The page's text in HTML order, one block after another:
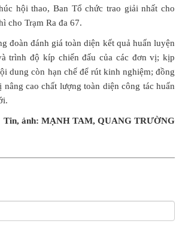
hội thao, Ban Tổ chức trao giải nhất cho
cho Trạm Ra đa 67.
đoàn đánh giá toàn diện kết quả huấn luyện
trình độ kíp chiến đấu của các đơn vị; kịp
dung còn hạn chế để rút kinh nghiệm; đồng
cao chất lượng toàn diện công tác huấn
Tin, ảnh: MẠNH TAM, QUANG TRƯỜNG